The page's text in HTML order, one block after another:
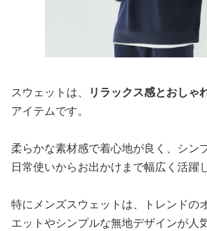
スウェットは、 リラックス感とおしゃ
アイテムです。
柔らかな素材感で着心地が良く、シン
日常使いからお出かけまで幅広く活躍
特にメンズスウェットは、トレンドの
エットやシンプルな無地デザインが人気